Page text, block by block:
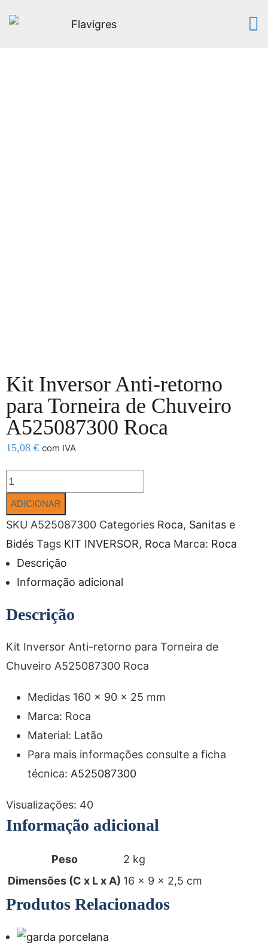
Kit Inversor Anti-retorno
para Torneira de Chuveiro
A525087300 Roca
15,08 € com IVA
ADICIONAR
SKU A525087300 Categories Roca, Sanitas e
Bidés Tags KIT INVERSOR, Roca Marca: Roca
Descrição
Informação adicional
Descrição
Kit Inversor Anti-retorno para Torneira de
Chuveiro A525087300 Roca
Medidas 160 x 90 x 25 mm
Marca: Roca
Material: Latão
Para mais informações consulte a ficha
técnica: A525087300
Visualizações: 40
Informação adicional
Peso
2 kg
Dimensões (C x L x A) 16 × 9 × 2,5 cm
Produtos Relacionados